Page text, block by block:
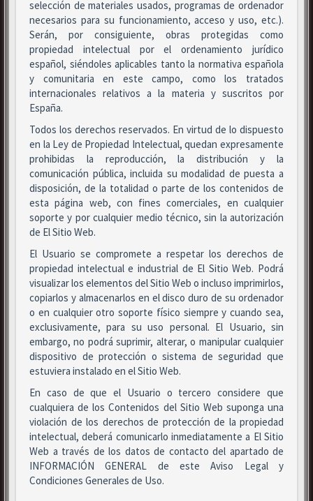
selección de materiales usados, programas de ordenador
necesarios para su funcionamiento, acceso y uso, etc.).
Serán, por consiguiente, obras protegidas como
propiedad intelectual por el ordenamiento jurídico
español, siéndoles aplicables tanto la normativa española
y comunitaria en este campo, como los tratados
internacionales relativos a la materia y suscritos por
España.
Todos los derechos reservados. En virtud de lo dispuesto
en la Ley de Propiedad Intelectual, quedan expresamente
prohibidas la reproducción, la distribución y la
comunicación pública, incluida su modalidad de puesta a
disposición, de la totalidad o parte de los contenidos de
esta página web, con fines comerciales, en cualquier
soporte y por cualquier medio técnico, sin la autorización
de El Sitio Web.
El Usuario se compromete a respetar los derechos de
propiedad intelectual e industrial de El Sitio Web. Podrá
visualizar los elementos del Sitio Web o incluso imprimirlos,
copiarlos y almacenarlos en el disco duro de su ordenador
o en cualquier otro soporte físico siempre y cuando sea,
exclusivamente, para su uso personal. El Usuario, sin
embargo, no podrá suprimir, alterar, o manipular cualquier
dispositivo de protección o sistema de seguridad que
estuviera instalado en el Sitio Web.
En caso de que el Usuario o tercero considere que
cualquiera de los Contenidos del Sitio Web suponga una
violación de los derechos de protección de la propiedad
intelectual, deberá comunicarlo inmediatamente a El Sitio
Web a través de los datos de contacto del apartado de
INFORMACIÓN GENERAL de este Aviso Legal y
Condiciones Generales de Uso.